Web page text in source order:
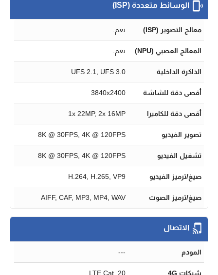
الوسائط متعددة (ISP)
معالج التصوير (ISP) نعم.
المعالج العصبي (NPU) نعم.
الذاكرة الداخلية UFS 2.1, UFS 3.0
أقصى دقة للشاشة 3840x2400
أقصى دقة للكاميرا 1x 22MP, 2x 16MP
تصوير الفيديو 8K @ 30FPS, 4K @ 120FPS
تشغيل الفيديو 8K @ 30FPS, 4K @ 120FPS
صيغ/ترميز الفيديو H.264, H.265, VP9
صيغ/ترميز الصوت AIFF, CAF, MP3, MP4, WAV
الاتصال
المودم ---
شبكات 4G LTE Cat. 20